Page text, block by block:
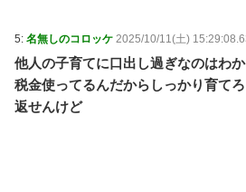
5: 名無しのコロッケ 2025/10/11(土)
他人の子育てに口出し過ぎなのはわ
税金使ってるんだからしっかり育て
返せんけど